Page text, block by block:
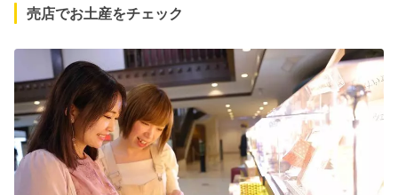
売店でお土産をチェック